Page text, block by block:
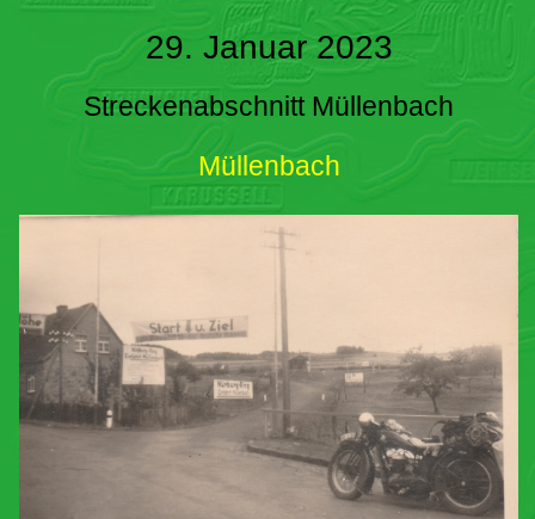
29. Januar 2023
Streckenabschnitt Müllenbach
Müllenbach